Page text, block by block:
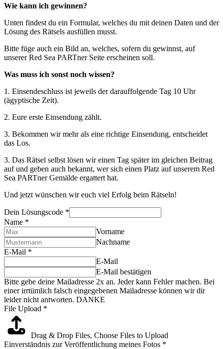
Wie kann ich gewinnen?
Unten findest du ein Formular, welches du mit deinen Daten und der
Lösung des Rätsels ausfüllen musst.
Bitte füge auch ein Bild an, welches, sofern du gewinnst, auf
unserer Red Sea PARTner Seite erscheinen soll.
Was muss ich sonst noch wissen?
1. Einsendeschluss ist jeweils der darauffolgende Tag 10 Uhr
(ägyptische Zeit).
2. Eure erste Einsendung zählt.
3. Bekommen wir mehr als eine richtige Einsendung, entscheidet
das Los.
3. Das Rätsel selbst lösen wir einen Tag später im gleichen Beitrag
auf und geben auch bekannt, wer sich einen Platz auf unserem Red
Sea PARTner Gemälde ergattert hat.
Und jetzt wünschen wir euch viel Erfolg beim Rätseln!
Dein Lösungscode *
Name *
Vorname
Nachname
E-Mail *
E-Mail
E-Mail bestätigen
Bitte gebe deine Mailadresse 2x an. Jeder kann Fehler machen. Bei
einer irrtümlich falsch eingegebenen Mailadresse können wir dir
leider nicht antworten. DANKE
File Upload *
Drag & Drop Files, Choose Files to Upload
Einverständnis zur Veröffentlichung meines Fotos *